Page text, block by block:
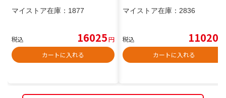
マイストア在庫： 1877
税込 16025円
カートに入れる
マイストア在庫： 2836
税込 11020
カートに入れる